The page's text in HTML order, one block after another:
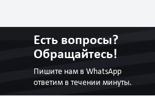
Есть вопросы?
Обращайтесь!
Пишите нам в WhatsApp
ответим в течении минуты.